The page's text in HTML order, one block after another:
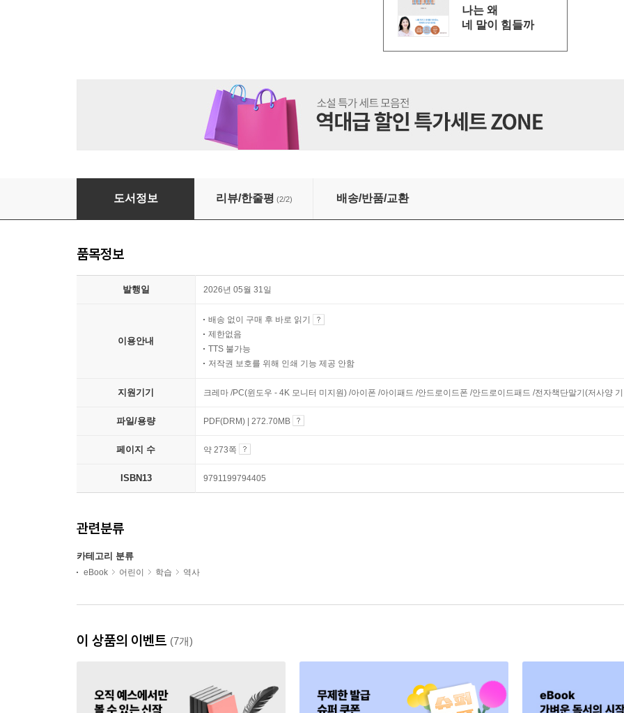
나는 왜
네 말이 힘들까
볼셋!국용
도서정보 리뷰/한줄평 (2/2) 배송/반품/교환
품목정보
발행일 2026년 05월 31일
이용안내
배송 없이 구매 후 바로 읽기
제한없음
TTS 불가능
저작권 보호를 위해 인쇄 기능 제공 안함
지원기기 크레마 /PC(윈도우 - 4K 모니터 미지원) /아이폰 /아이패드 /안드로이드폰 /안드로이드패드 /전자책단말기(저사양
파일/용량 PDF(DRM) | 272.70MB
페이지 수 약 273쪽
ISBN13 9791199794405
관련분류
카테고리 분류
eBook 어린이 학습 역사
이 상품의 이벤트 (7개)